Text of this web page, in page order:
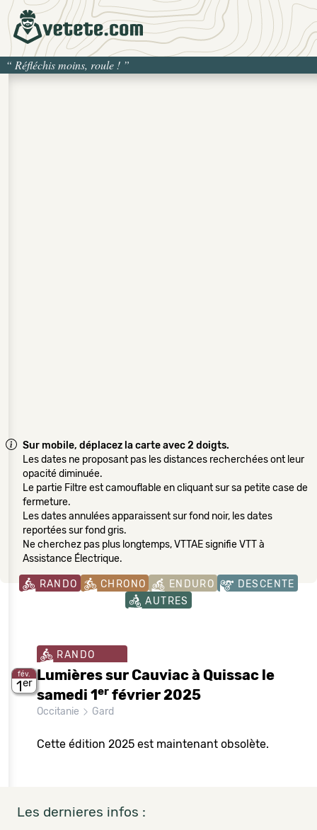
“ Réfléchis moins, roule ! ”
Sur mobile, déplacez la carte avec 2 doigts.
Les dates ne proposant pas les distances recherchées ont leur
opacité diminuée.
Le partie Filtre est camouflable en cliquant sur sa petite case de
fermeture.
Les dates annulées apparaissent sur fond noir, les dates
reportées sur fond gris.
Ne cherchez pas plus longtemps, VTTAE signifie VTT à
Assistance Électrique.
RANDO CHRONO ENDURO
DESCENTE
AUTRES
fév.
1er
RANDO
Lumières sur Cauviac à Quissac le
samedi 1er février 2025
Occitanie Gard
Cette édition 2025 est maintenant obsolète.
Les dernieres infos :